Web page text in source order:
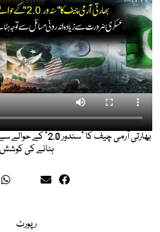
بھارتی آرمی چیف کا
ہٹانے کی کوشش
رپورٹ